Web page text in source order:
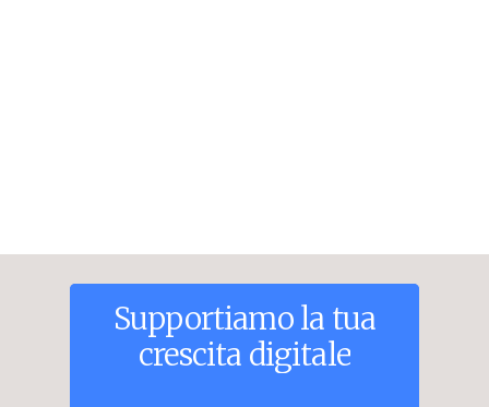
Supportiamo la tua
crescita digitale